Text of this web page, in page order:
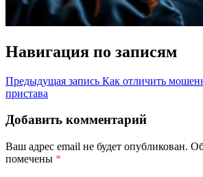
Навигация по записям
Предыдущая запись Как отличить
пристава
Добавить комментарий
Ваш адрес email не будет опубликован.
помечены *